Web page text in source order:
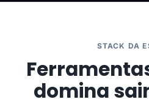
STACK DA
domina